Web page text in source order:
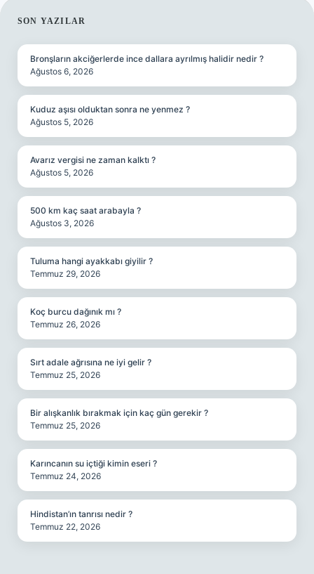
SIDEBAR
SON YAZILAR
Bronşların akciğerlerde ince dallara ayrılmış halidir nedir ?
Ağustos 6, 2026
Kuduz aşısı olduktan sonra ne yenmez ?
Ağustos 5, 2026
Avarız vergisi ne zaman kalktı ?
Ağustos 5, 2026
500 km kaç saat arabayla ?
Ağustos 3, 2026
Tuluma hangi ayakkabı giyilir ?
Temmuz 29, 2026
Koç burcu dağınık mı ?
Temmuz 26, 2026
Sırt adale ağrısına ne iyi gelir ?
Temmuz 25, 2026
Bir alışkanlık bırakmak için kaç gün gerekir ?
Temmuz 25, 2026
Karıncanın su içtiği kimin eseri ?
Temmuz 24, 2026
Hindistan’ın tanrısı nedir ?
Temmuz 22, 2026